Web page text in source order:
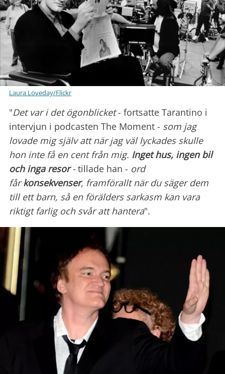
Laura Loveday/Flickr
"Det var i det ögonblicket- fortsatte Tarantino i
intervjun i podcasten The Moment - som jag
lovade mig själv att när jag väl lyckades skulle
hon inte få en cent från mig. Inget hus, ingen bil
och inga resor-tillade han - ord
fårkonsekvenser, framförallt när du säger dem
till ett barn, så en förälders sarkasm kan vara
riktigt farlig och svår att hantera".